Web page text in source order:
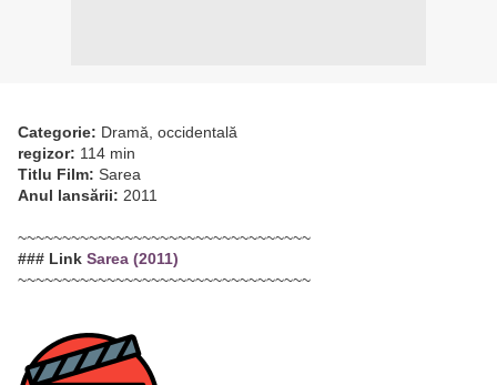
Categorie: Dramă, occidentală
regizor: 114 min
Titlu Film: Sarea
Anul lansării: 2011
~~~~~~~~~~~~~~~~~~~~~~~~~~~~~~~~~
### Link Sarea (2011)
~~~~~~~~~~~~~~~~~~~~~~~~~~~~~~~~~